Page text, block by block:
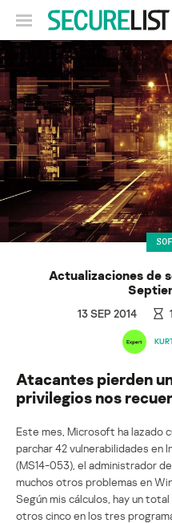
Actualizaciones de
13 SEP 2014 1
Atacantes pierden
privilegios nos
Este mes, Microsoft ha lazado
parchar 42 vulnerabilidades en
(MS14-053), el administrador
muchos otros problemas en
Según mis cálculos, hay un
otros cinco en los tres